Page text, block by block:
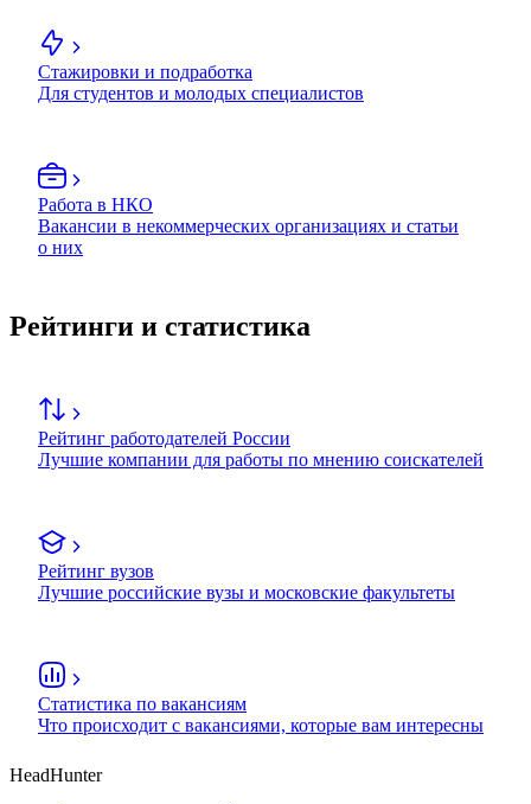
Стажировки и подработка
Для студентов и молодых специалистов
Работа в НКО
Вакансии в некоммерческих организациях и статьи
о них
Рейтинги и статистика
Рейтинг работодателей России
Лучшие компании для работы по мнению соискателей
Рейтинг вузов
Лучшие российские вузы и московские факультеты
Статистика по вакансиям
Что происходит с вакансиями, которые вам интересны
HeadHunter